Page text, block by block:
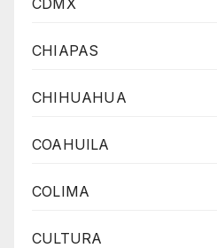
CHIAPAS
CHIHUAHUA
COAHUILA
COLIMA
CULTURA